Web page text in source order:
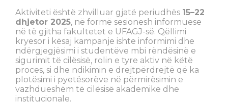
Aktiviteti është zhvilluar gjatë periudhës 15–22
dhjetor 2025, në formë sesionesh informuese
në të gjitha fakultetet e UFAGJ-së. Qëllimi
kryesor i kësaj kampanje ishte informimi dhe
ndërgjegjësimi i studentëve mbi rëndësinë e
sigurimit të cilësisë, rolin e tyre aktiv në këtë
proces, si dhe ndikimin e drejtpërdrejtë që ka
plotësimi i pyetësorëve në përmirësimin e
vazhdueshëm të cilësisë akademike dhe
institucionale.